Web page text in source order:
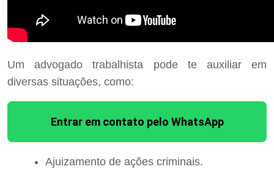
Um advogado trabalhista pode te auxiliar em
diversas situações, como:
Entrar em contato pelo WhatsApp
Ajuizamento de ações criminais.